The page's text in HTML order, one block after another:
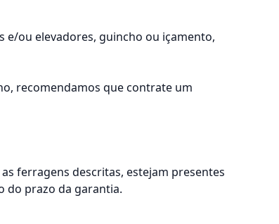
ou elevadores, guincho ou içamento,
recomendamos que contrate um
ferragens descritas, estejam presentes
do prazo da garantia.